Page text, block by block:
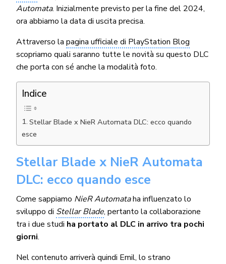
Automata. Inizialmente previsto per la fine del 2024,
ora abbiamo la data di uscita precisa.
Attraverso la pagina ufficiale di PlayStation Blog
scopriamo quali saranno tutte le novità su questo DLC
che porta con sé anche la modalità foto.
Indice
Stellar Blade x NieR Automata DLC: ecco quando
esce
Stellar Blade x NieR Automata
DLC: ecco quando esce
Come sappiamo NieR Automataha influenzato lo
sviluppo di Stellar Blade, pertanto la collaborazione
tra i due studi ha portato al DLC in arrivo tra pochi
giorni.
Nel contenuto arriverà quindi Emil, lo strano